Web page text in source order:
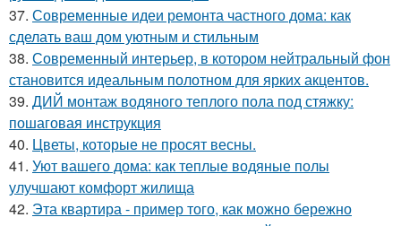
37. Современные идеи ремонта частного дома: как
сделать ваш дом уютным и стильным
38. Современный интерьер, в котором нейтральный фон
становится идеальным полотном для ярких акцентов.
39. ДИЙ монтаж водяного теплого пола под стяжку:
пошаговая инструкция
40. Цветы, которые не просят весны.
41. Уют вашего дома: как теплые водяные полы
улучшают комфорт жилища
42. Эта квартира - пример того, как можно бережно